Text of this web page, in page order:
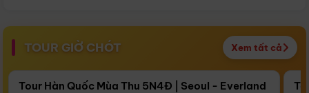
TOUR GIỜ CHÓT Xem tất cả
Còn17 ngày 05:54:25
Điểm nổi bật
Tour Hàn Quốc Mùa Thu 5N4Đ | Seoul - Everland